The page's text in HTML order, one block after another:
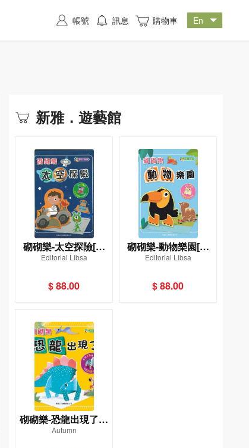
新雅．遊藝館
砌砌樂-太空探險[新
雅．遊藝館]
Editorial Libsa
$ 88.00
砌砌樂-動物樂園[新
雅．遊藝館]
Editorial Libsa
$ 88.00
砌砌樂-恐龍出現了！
[新雅‧遊藝館]
Autumn
帳號 訊息 購物車